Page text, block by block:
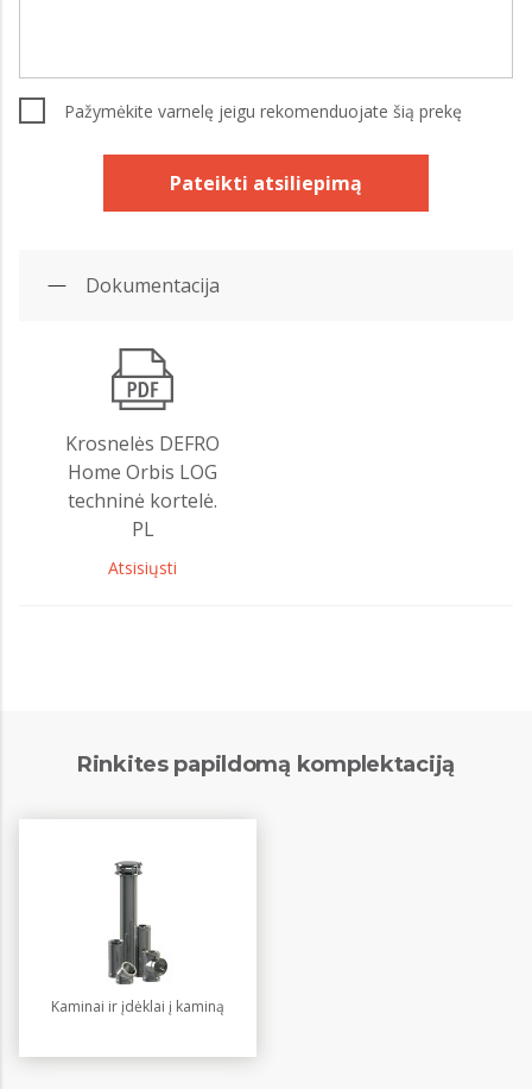
Pažymėkite varnelę jeigu rekomenduojate šią prekę
Pateikti atsiliepimą
Dokumentacija
Krosnelės DEFRO
Home Orbis LOG
techninė kortelė.
PL
Atsisiųsti
Rinkites papildomą komplektaciją
Kaminai ir įdėklai į kaminą